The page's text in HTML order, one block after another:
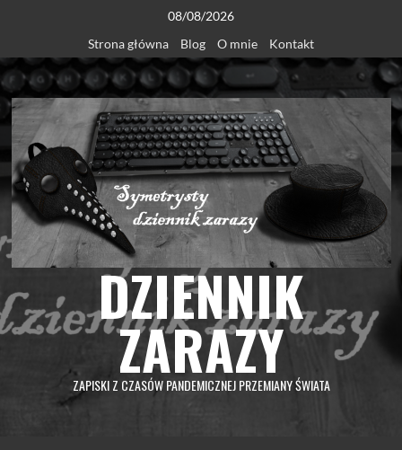
content
08/08/2026
Strona główna
Blog O mnie Kontakt
DZIENNIK
ZARAZY
ZAPISKI Z CZASÓW PANDEMICZNEJ PRZEMIANY ŚWIATA